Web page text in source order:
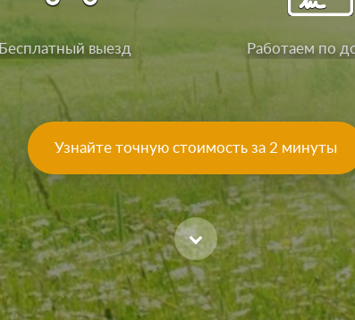
Бесплатный выезд Работаем по
Узнайте точную стоимость за 2 минуты